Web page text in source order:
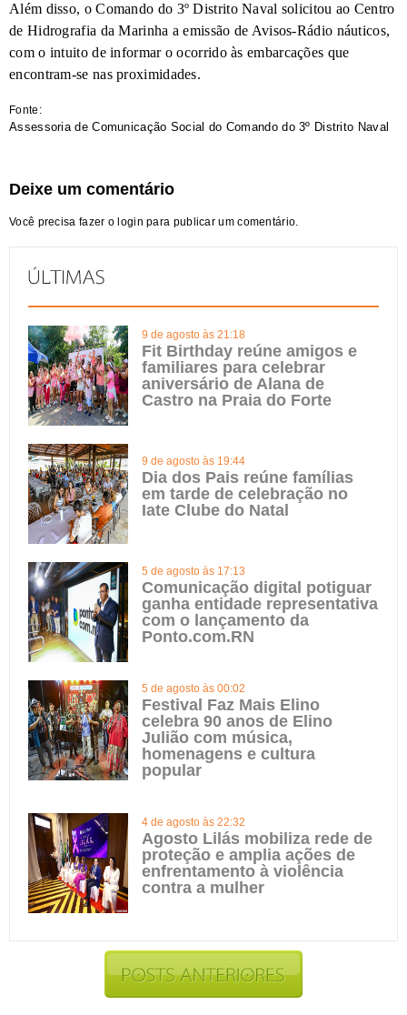
Além disso, o Comando do 3º Distrito Naval solicitou ao Centro
de Hidrografia da Marinha a emissão de Avisos-Rádio náuticos,
com o intuito de informar o ocorrido às embarcações que
encontram-se nas proximidades.
Fonte:
Assessoria de Comunicação Social do Comando do 3º Distrito Naval
Deixe um comentário
Você precisa fazer o login para publicar um comentário.
9 de agosto às 21:18
Fit Birthday reúne amigos e
familiares para celebrar
aniversário de Alana de
Castro na Praia do Forte
9 de agosto às 19:44
Dia dos Pais reúne famílias
em tarde de celebração no
Iate Clube do Natal
5 de agosto às 17:13
Comunicação digital potiguar
ganha entidade representativa
com o lançamento da
Ponto.com.RN
5 de agosto às 00:02
Festival Faz Mais Elino
celebra 90 anos de Elino
Julião com música,
homenagens e cultura
popular
4 de agosto às 22:32
Agosto Lilás mobiliza rede de
proteção e amplia ações de
enfrentamento à violência
contra a mulher